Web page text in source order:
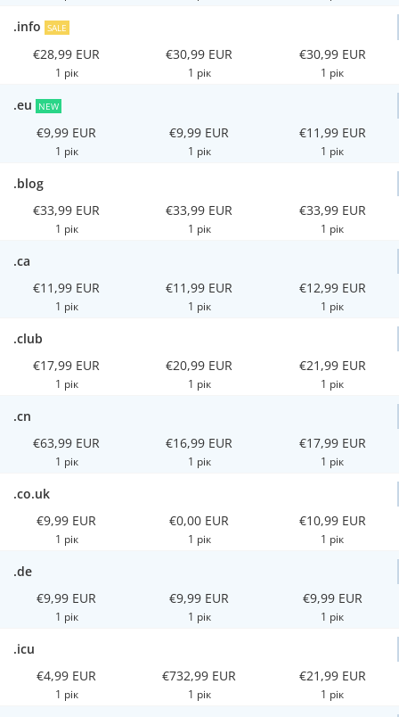
.info SALE
€28,99 EUR
1 рік
€30,99 EUR
1 рік
€30,99 EUR
1 рік
.eu NEW
€9,99 EUR
1 рік
€9,99 EUR
1 рік
€11,99 EUR
1 рік
.blog
€33,99 EUR
1 рік
€33,99 EUR
1 рік
€33,99 EUR
1 рік
.ca
€11,99 EUR
1 рік
€11,99 EUR
1 рік
€12,99 EUR
1 рік
.club
€17,99 EUR
1 рік
€20,99 EUR
1 рік
€21,99 EUR
1 рік
.cn
€63,99 EUR
1 рік
€16,99 EUR
1 рік
€17,99 EUR
1 рік
.co.uk
€9,99 EUR
1 рік
€0,00 EUR
1 рік
€10,99 EUR
1 рік
.de
€9,99 EUR
1 рік
€9,99 EUR
1 рік
€9,99 EUR
1 рік
.icu
€4,99 EUR
1 рік
€732,99 EUR
1 рік
€21,99 EUR
1 рік